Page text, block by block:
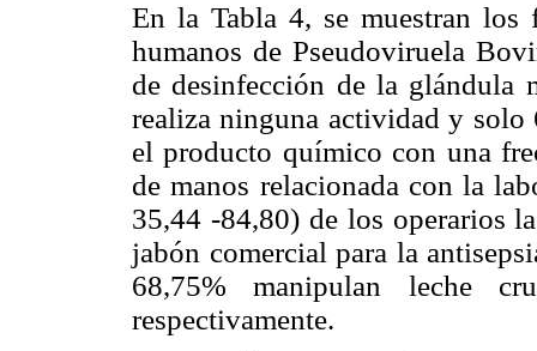
En la Tabla 4, se muestran los
humanos de Pseudoviruela
de desinfección de la glándula
realiza ninguna actividad y solo
el producto químico con una
de manos relacionada con la
35,44 -84,80) de los operarios
jabón comercial para la
68,75% manipulan leche
respectivamente.